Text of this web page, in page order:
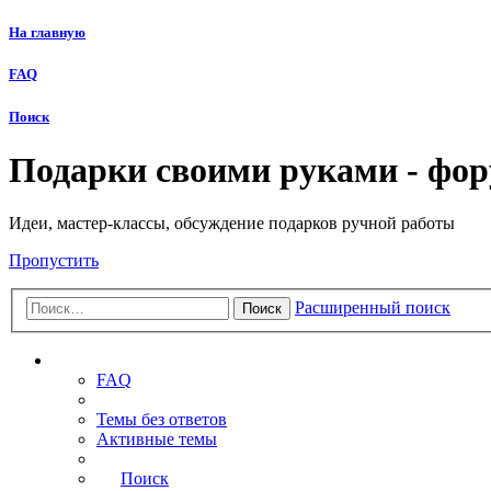
На главную
FAQ
Поиск
Подарки своими руками -
Идеи, мастер-классы, обсуждение подарков ручной работы
Пропустить
Поиск Расширенный поиск
FAQ
Темы без ответов
Активные темы
Поиск